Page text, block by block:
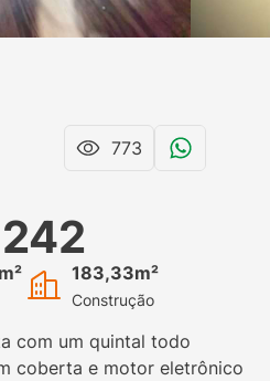
773
183,33m²
Construção
com um quintal todo
coberta e motor eletrônico